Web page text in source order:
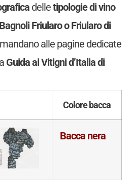
delletipologie di vino
Bagnoli Friularo o Friularo di
alle pagine dedicate
Guida ai Vitigni d’Italia di
Colore bacca
Bacca nera